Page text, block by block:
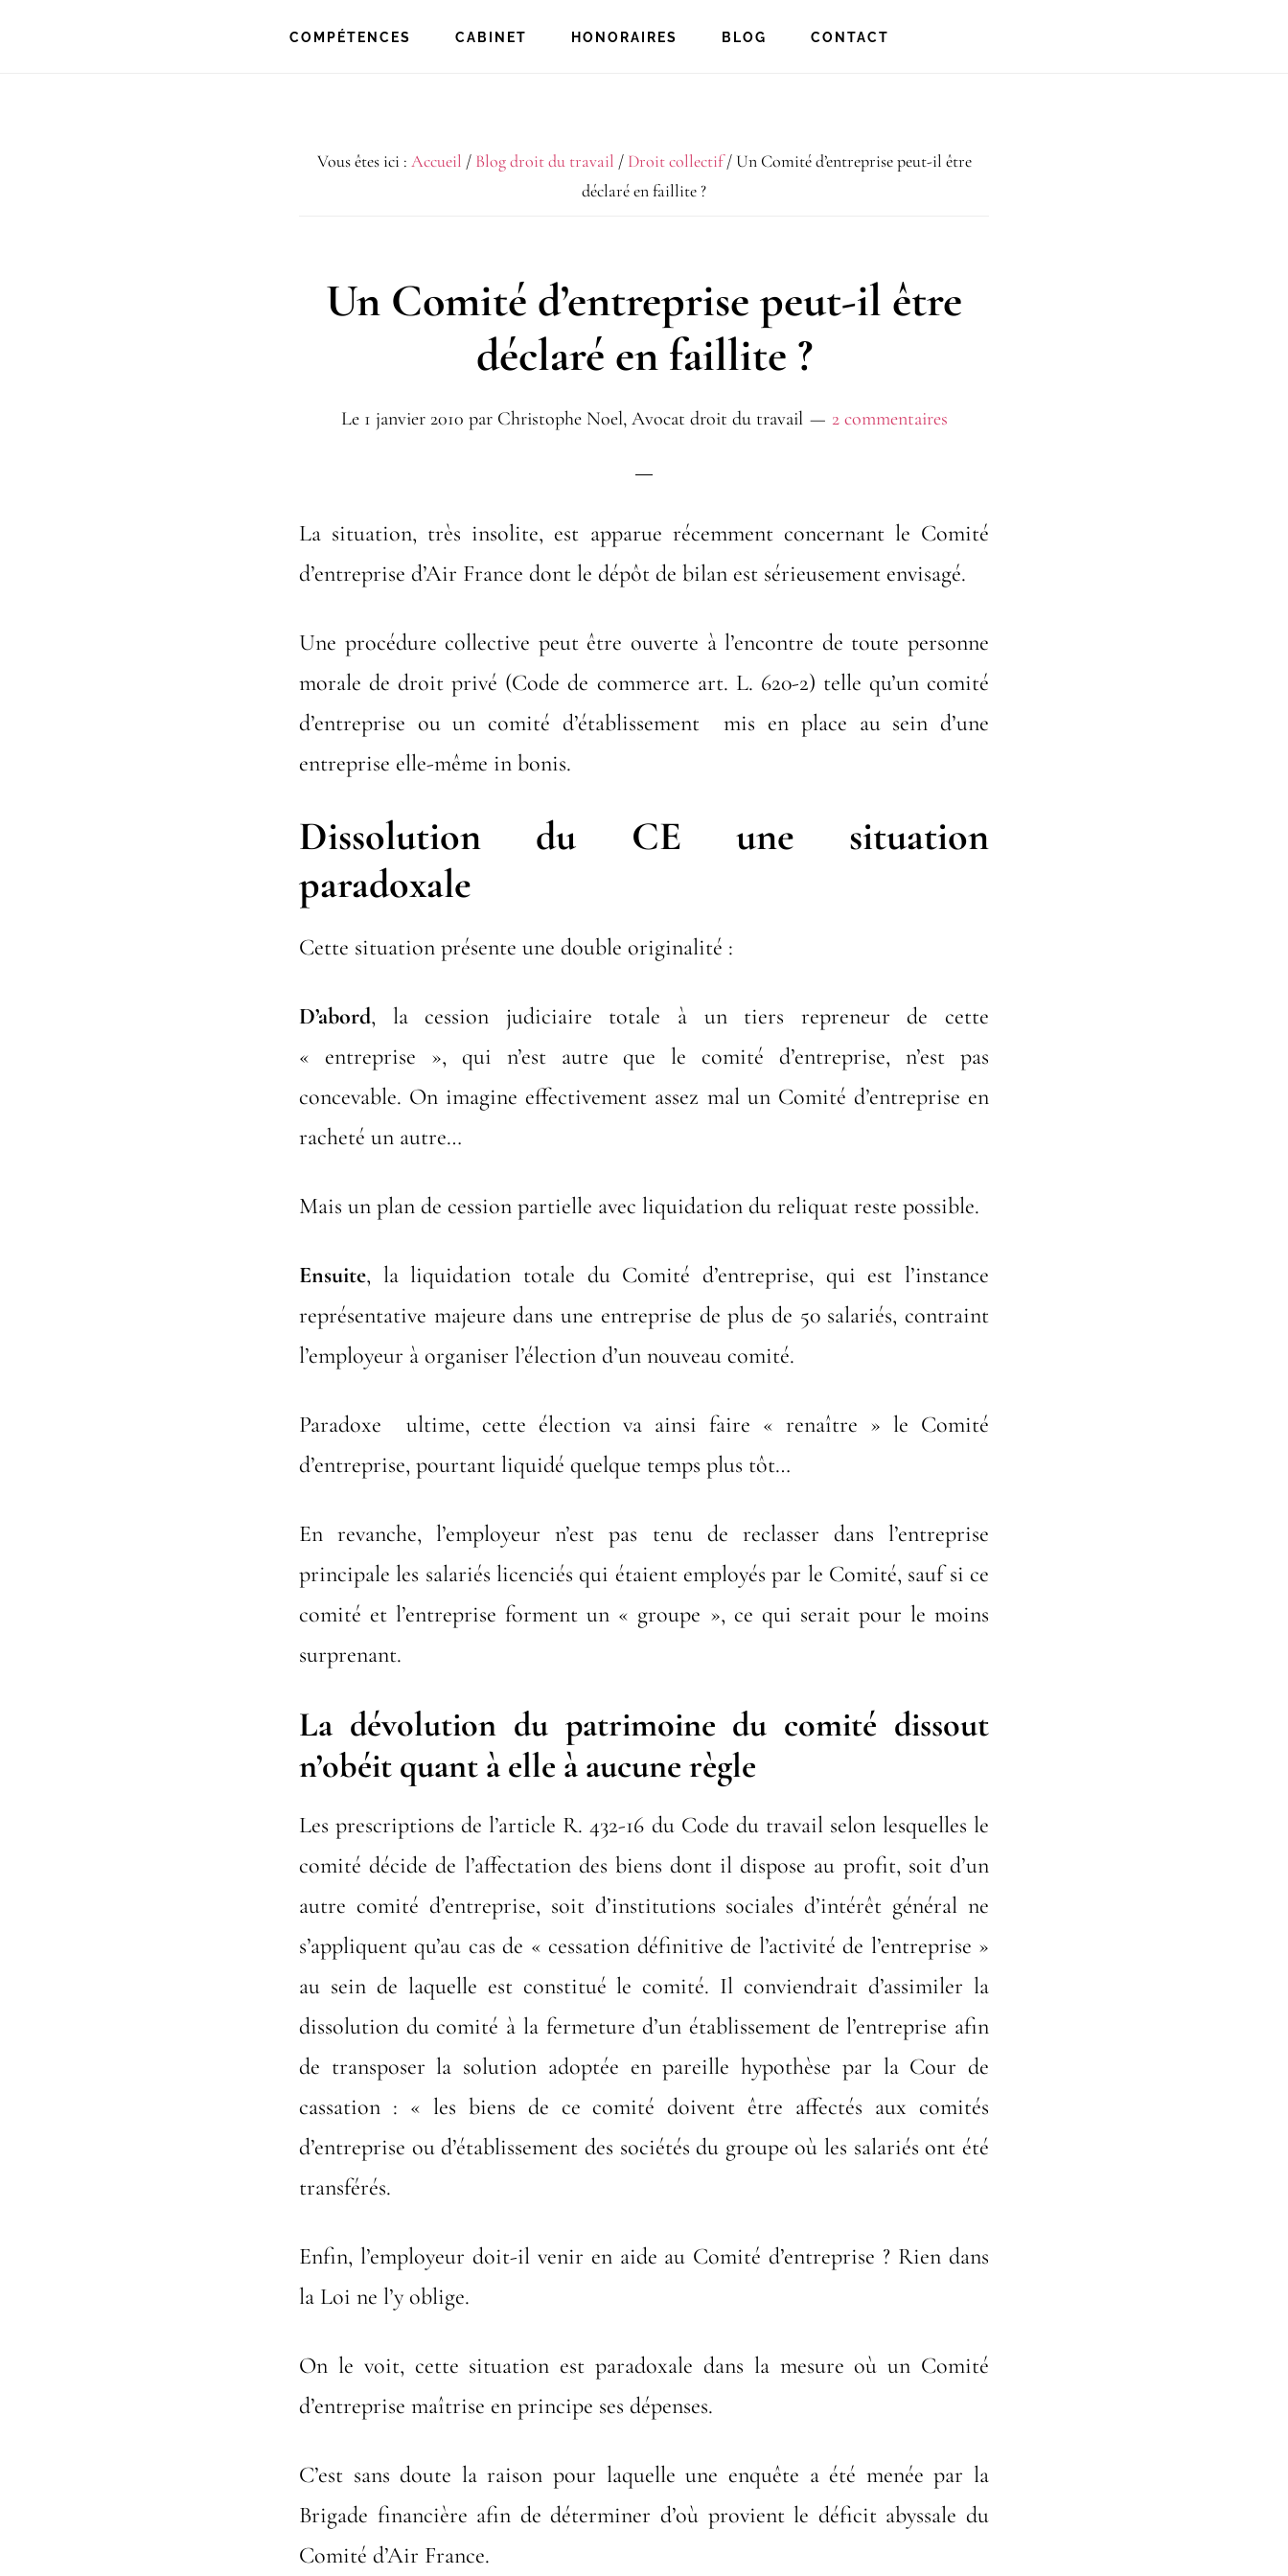
COMPÉTENCES CABINET HONORAIRES BLOG CONTACT
Vous êtes ici : Accueil / Blog droit du travail / Droit collectif /Un Comité d’entreprise peut-il être
déclaré en faillite ?
Un Comité d’entreprise peut-il être
déclaré en faillite ?
Le 1 janvier 2010 par Christophe Noel, Avocat droit du travail 2 commentaires
La situation, très insolite, est apparue récemment concernant le Comité
d’entreprise d’Air France dont le dépôt de bilan est sérieusement envisagé.
Une procédure collective peut être ouverte à l’encontre de toute personne
morale de droit privé (Code de commerce art. L. 620-2) telle qu’un comité
d’entreprise ou un comité d’établissement mis en place au sein d’une
entreprise elle-même in bonis.
Dissolution du CE une situation
paradoxale
Cette situation présente une double originalité :
D’abord, la cession judiciaire totale à un tiers repreneur de cette
« entreprise », qui n’est autre que le comité d’entreprise, n’est pas
concevable. On imagine effectivement assez mal un Comité d’entreprise en
racheté un autre…
Mais un plan de cession partielle avec liquidation du reliquat reste possible.
Ensuite, la liquidation totale du Comité d’entreprise, qui est l’instance
représentative majeure dans une entreprise de plus de 50 salariés, contraint
l’employeur à organiser l’élection d’un nouveau comité.
Paradoxe ultime, cette élection va ainsi faire « renaître » le Comité
d’entreprise, pourtant liquidé quelque temps plus tôt…
En revanche, l’employeur n’est pas tenu de reclasser dans l’entreprise
principale les salariés licenciés qui étaient employés par le Comité, sauf si ce
comité et l’entreprise forment un « groupe », ce qui serait pour le moins
surprenant.
La dévolution du patrimoine du comité dissout
n’obéit quant à elle à aucune règle
Les prescriptions de l’article R. 432-16 du Code du travail selon lesquelles le
comité décide de l’affectation des biens dont il dispose au profit, soit d’un
autre comité d’entreprise, soit d’institutions sociales d’intérêt général ne
s’appliquent qu’au cas de « cessation définitive de l’activité de l’entreprise »
au sein de laquelle est constitué le comité. Il conviendrait d’assimiler la
dissolution du comité à la fermeture d’un établissement de l’entreprise afin
de transposer la solution adoptée en pareille hypothèse par la Cour de
cassation : « les biens de ce comité doivent être affectés aux comités
d’entreprise ou d’établissement des sociétés du groupe où les salariés ont été
transférés.
Enfin, l’employeur doit-il venir en aide au Comité d’entreprise ? Rien dans
la Loi ne l’y oblige.
On le voit, cette situation est paradoxale dans la mesure où un Comité
d’entreprise maîtrise en principe ses dépenses.
C’est sans doute la raison pour laquelle une enquête a été menée par la
Brigade financière afin de déterminer d’où provient le déficit abyssale du
Comité d’Air France.